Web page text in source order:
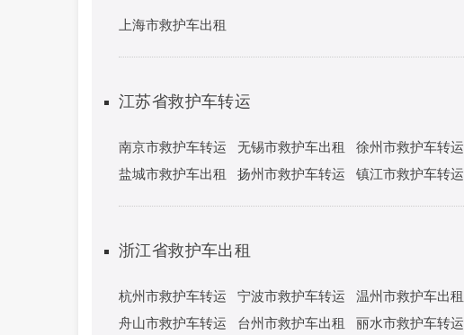
上海市救护车出租
江苏省救护车转运
南京市救护车转运 无锡市救护车出租 徐州市救护车转运
盐城市救护车出租
扬州市救护车转运 镇江市救护车转运
浙江省救护车出租
杭州市救护车转运 宁波市救护车转运 温州市救护车出租
舟山市救护车转运
台州市救护车出租 丽水市救护车转运